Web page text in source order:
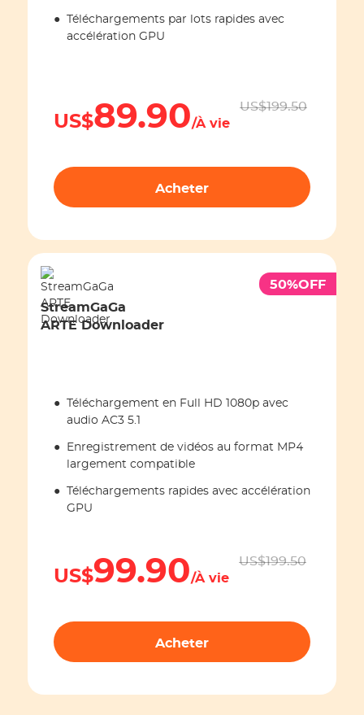
StreamGaGa ESPN Plus
StreamGaGa Twitch Downloader
$0
$199.50
StreamGaGa Crunchyroll
●
Téléchargements par lots rapides avec
accélération GPU
US$89.90/À vie
US$199.50
Acheter
StreamGaGa
ARTE Downloader
50%OFF
●
Téléchargement en Full HD 1080p avec
audio AC3 5.1
●
Enregistrement de vidéos au format MP4
largement compatible
●
Téléchargements rapides avec accélération
GPU
US$99.90/À vie
US$199.50
Acheter